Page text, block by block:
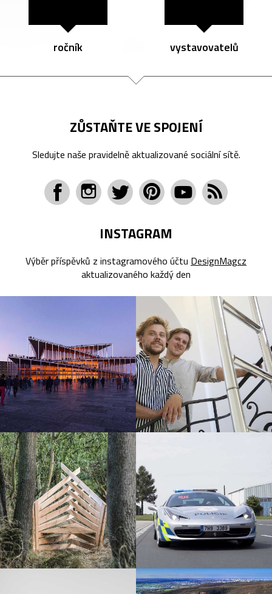
ročník vystavovatelů
ZŮSTAŇTE VE SPOJENÍ
Sledujte naše pravidelně aktualizované sociální sítě.
INSTAGRAM
Výběr příspěvků z instagramového účtu DesignMagcz
aktualizovaného každý den